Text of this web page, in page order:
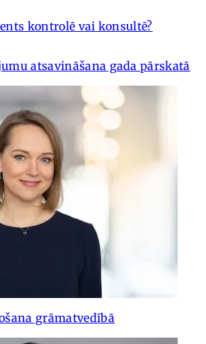
kontrolē vai konsultē?
atsavināšana gada pārskatā
grāmatvedībā